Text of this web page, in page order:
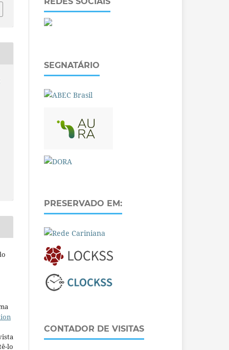
lo
SEGNATÁRIO
PRESERVADO EM:
CONTADOR DE VISITAS